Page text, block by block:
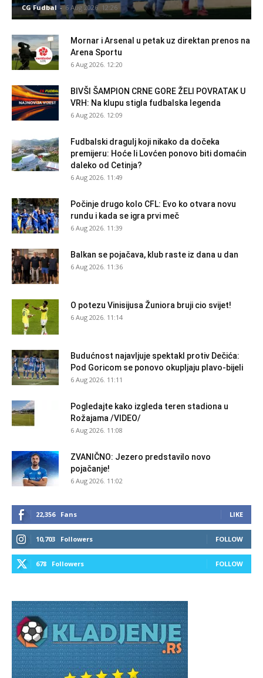
CG Fudbal - 6 Aug 2026. 12:26
Mornar i Arsenal u petak uz direktan prenos na
Arena Sportu
6 Aug 2026. 12:20
BIVŠI ŠAMPION CRNE GORE ŽELI POVRATAK U
VRH: Na klupu stigla fudbalska legenda
6 Aug 2026. 12:09
Fudbalski dragulj koji nikako da dočeka
premijeru: Hoće li Lovćen ponovo biti domaćin
daleko od Cetinja?
6 Aug 2026. 11:49
Počinje drugo kolo CFL: Evo ko otvara novu
rundu i kada se igra prvi meč
6 Aug 2026. 11:39
Balkan se pojačava, klub raste iz dana u dan
6 Aug 2026. 11:36
O potezu Vinisijusa Žuniora bruji cio svijet!
6 Aug 2026. 11:14
Budućnost najavljuje spektakl protiv Dečića:
Pod Goricom se ponovo okupljaju plavo-bijeli
6 Aug 2026. 11:11
Pogledajte kako izgleda teren stadiona u
Rožajama /VIDEO/
6 Aug 2026. 11:08
ZVANIČNO: Jezero predstavilo novo
pojačanje!
6 Aug 2026. 11:02
22,356 Fans LIKE
10,703 Followers FOLLOW
678 Followers FOLLOW